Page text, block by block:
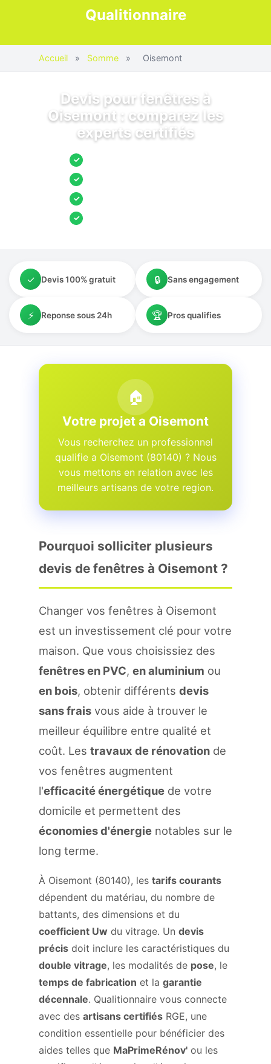
Qualitionnaire
Accueil » Somme » Oisemont
Devis pour fenêtres à
Oisemont : comparez les
experts certifiés
✓
✓
✓
✓
✓ Devis 100% gratuit 🔒 Sans engagement
⚡ Reponse sous 24h 🏆 Pros qualifies
🏠
Votre projet a Oisemont
Vous recherchez un professionnel
qualifie a Oisemont (80140) ? Nous
vous mettons en relation avec les
meilleurs artisans de votre region.
Pourquoi solliciter plusieurs
devis de fenêtres à Oisemont ?
Changer vos fenêtres à Oisemont
est un investissement clé pour votre
maison. Que vous choisissiez des
fenêtres en PVC, en aluminium ou
en bois, obtenir différents devis
sans frais vous aide à trouver le
meilleur équilibre entre qualité et
coût. Les travaux de rénovation de
vos fenêtres augmentent
l'efficacité énergétique de votre
domicile et permettent des
économies d'énergie notables sur le
long terme.
À Oisemont (80140), les tarifs courants
dépendent du matériau, du nombre de
battants, des dimensions et du
coefficient Uw du vitrage. Un devis
précis doit inclure les caractéristiques du
double vitrage, les modalités de pose, le
temps de fabrication et la garantie
décennale. Qualitionnaire vous connecte
avec des artisans certifiés RGE, une
condition essentielle pour bénéficier des
aides telles que MaPrimeRénov' ou les